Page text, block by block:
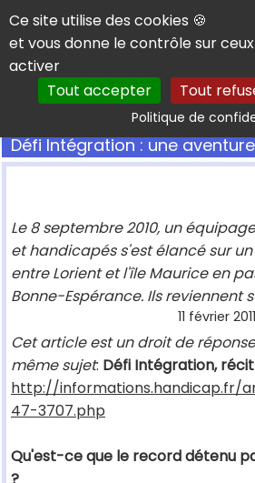
Panneau de gestion des cookies
Ce site utilise des cookies 🍪
et vous donne le contrôle sur
activer
Tout accepter
Tout
Politique de
Défi Intégration : une
Le 8 septembre 2010, un
et handicapés s'est élancé sur
entre Lorient et l'île Maurice en
Bonne-Espérance. Ils reviennent
11 février 2011
Cet article est un droit de
même sujet: Défi Intégration,
http://informations.handicap.fr/
47-3707.php
Qu'est-ce que le record détenu